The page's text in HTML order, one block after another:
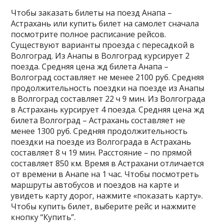
Чтобы заказать билеты на поезд Анапа –
Астрахань или купить билет на самолет сначала
посмотрите полное расписание рейсов.
Существуют варианты проезда с пересадкой в
Волгоград. Из Анапы в Волгоград курсирует 2
поезда. Средняя цена жд билета Анапа –
Волгоград составляет не менее 2100 руб. Средняя
продолжительность поездки на поезде из Анапы
в Волгоград составляет 22 ч 9 мин. Из Волгограда
в Астрахань курсирует 4 поезда. Средняя цена жд
билета Волгоград – Астрахань составляет не
менее 1300 руб. Средняя продолжительность
поездки на поезде из Волгограда в Астрахань
составляет 8 ч 19 мин. Расстояние – по прямой
составляет 850 км. Время в Астрахани отличается
от времени в Анапе на 1 час. Чтобы посмотреть
маршруты автобусов и поездов на карте и
увидеть карту дорог, нажмите «показать карту».
Чтобы купить билет, выберите рейс и нажмите
кнопку “Купить”.